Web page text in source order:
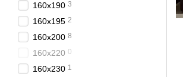
160x190 3
160x195 2
160x200 8
160x220 0
160x230 1